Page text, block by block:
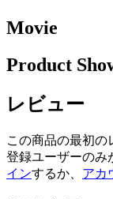
Movie
Product
レビュー
この商品の最初の
登録ユーザーのみ
インするか、 アカ